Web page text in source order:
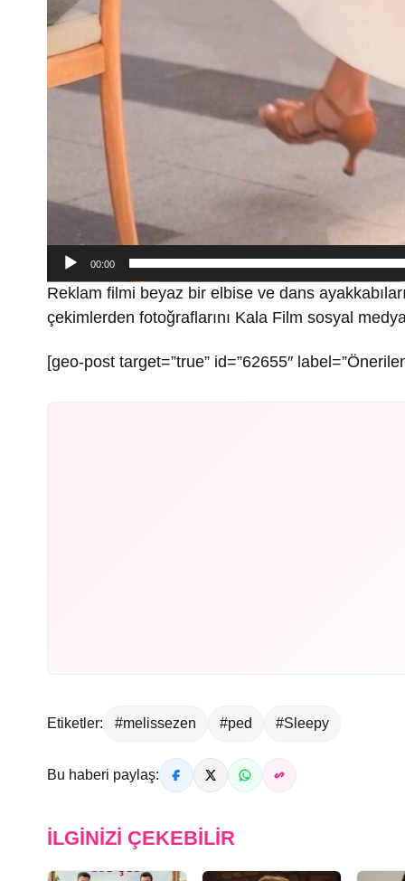
00:00
Reklam filmi beyaz bir elbise ve dans
çekimlerden fotoğraflarını Kala Film sosyal
[geo-post target=”true” id=”62655″
Etiketler: #melissezen #ped #Sleepy
Bu haberi paylaş:
İLGINIZI ÇEKEBILIR